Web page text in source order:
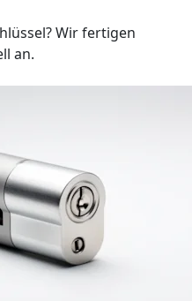
Wir fertigen
an.